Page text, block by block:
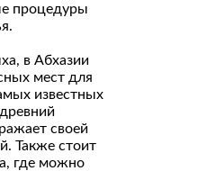
процедуры
в Абхазии
мест для
известных
своей
Также стоит
где можно